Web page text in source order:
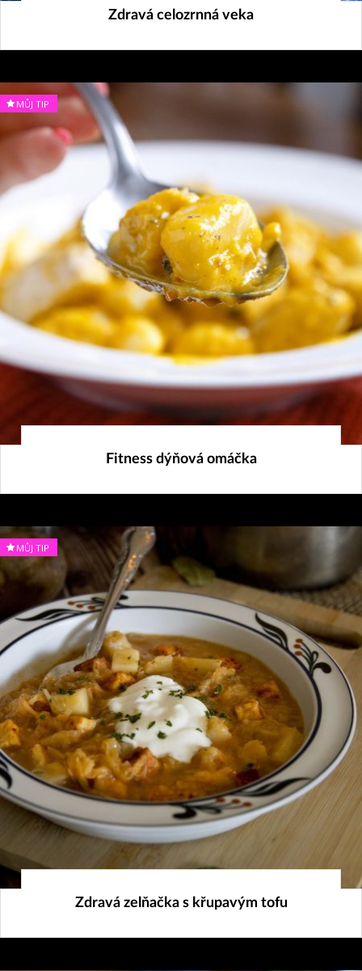
17. 12. 2018
Zdravá celozrnná veka
MŮJ TIP
7. 10. 2024
Fitness dýňová omáčka
MŮJ TIP
26. 10. 2025
Zdravá zelňačka s křupavým tofu